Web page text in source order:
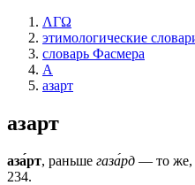
ΛΓΩ
этимологические
словарь Фасмера
А
азарт
азарт
аза́рт, раньше газа́рд — то же,
234.